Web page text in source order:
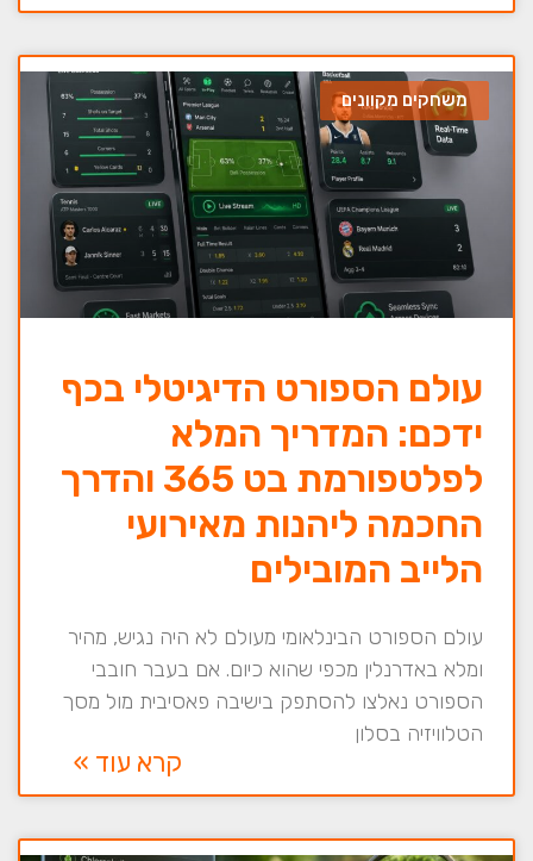
משחקים מקוונים
עולם הספורט הדיגיטלי בכף
ידכם: המדריך המלא
לפלטפורמת בט 365 והדרך
החכמה ליהנות מאירועי
הלייב המובילים
עולם הספורט הבינלאומי מעולם לא היה נגיש, מהיר
ומלא באדרנלין מכפי שהוא כיום. אם בעבר חובבי
הספורט נאלצו להסתפק בישיבה פאסיבית מול מסך
הטלוויזיה בסלון
קרא עוד »